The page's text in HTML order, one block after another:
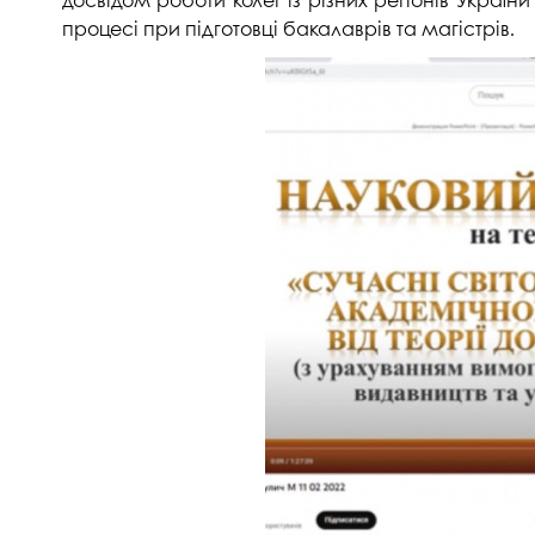
Музеї ПДАУ
Антикорупційна діяльність
Відділ маркетингу
Центр
Психологічна
Омбудсмен
освітнього
Студентське
Навчально-
Дорадча служба
процесі при підготовці бакалаврів та магістрів.